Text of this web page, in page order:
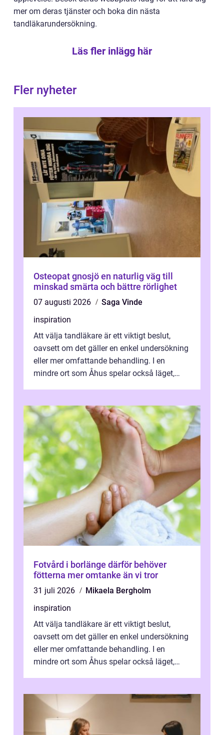
mer om deras tjänster och boka din nästa
tandläkarundersökning.
Läs fler inlägg här
Fler nyheter
Osteopat gnosjö en naturlig väg till
minskad smärta och bättre rörlighet
07 augusti 2026
Saga Vinde
inspiration
Att välja tandläkare är ett viktigt beslut,
oavsett om det gäller en enkel undersökning
eller mer omfattande behandling. I en
mindre ort som Åhus spelar också läget,
Fotvård i borlänge därför behöver
fötterna mer omtanke än vi tror
31 juli 2026
Mikaela Bergholm
inspiration
Att välja tandläkare är ett viktigt beslut,
oavsett om det gäller en enkel undersökning
eller mer omfattande behandling. I en
mindre ort som Åhus spelar också läget,